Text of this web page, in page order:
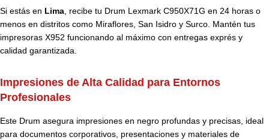
Si estás en Lima, recibe tu Drum Lexmark C950X71G en 24 horas o
menos en distritos como Miraflores, San Isidro y Surco. Mantén tus
impresoras X952 funcionando al máximo con entregas exprés y
calidad garantizada.
Impresiones de Alta Calidad para Entornos
Profesionales
Este Drum asegura impresiones en negro profundas y precisas, ideal
para documentos corporativos, presentaciones y materiales de